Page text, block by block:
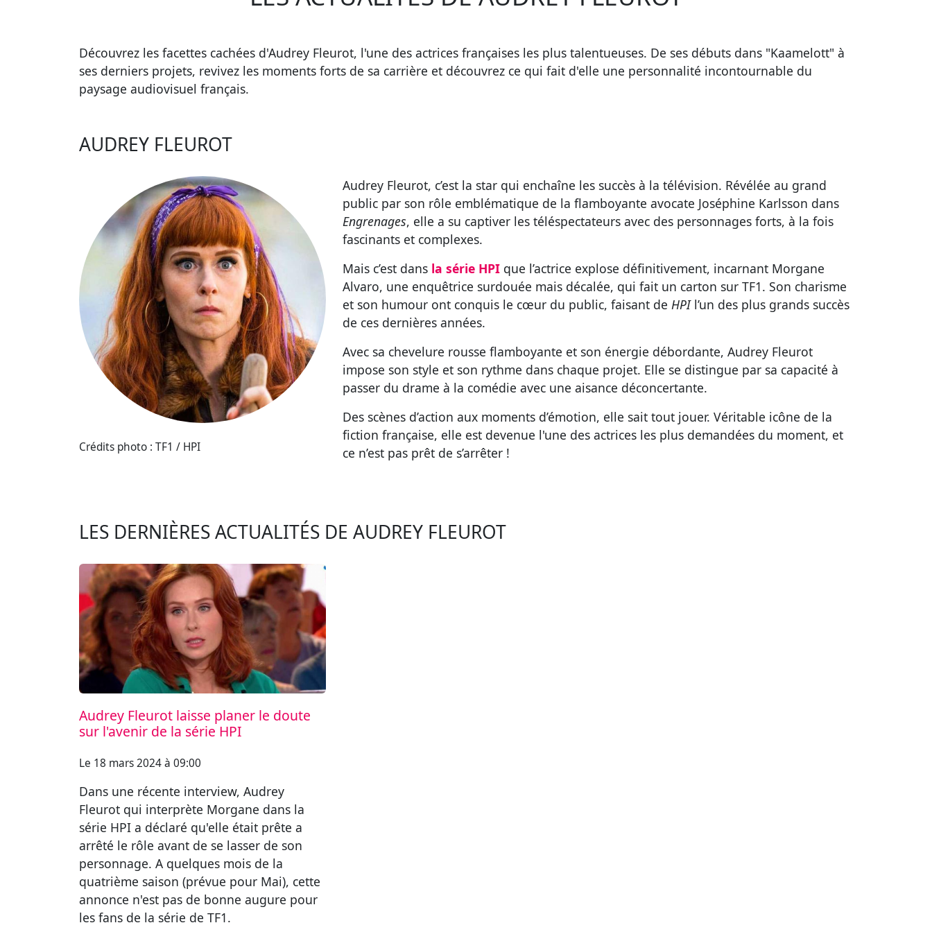
Découvrez les facettes cachées d'Audrey Fleurot, l'une des actrices françaises les plus talentueuses. De ses débuts dans "Kaamelott" à
ses derniers projets, revivez les moments forts de sa carrière et découvrez ce qui fait d'elle une personnalité incontournable du
paysage audiovisuel français.
AUDREY FLEUROT
Crédits photo : TF1 / HPI
Audrey Fleurot, c’est la star qui enchaîne les succès à la télévision. Révélée au grand
public par son rôle emblématique de la flamboyante avocate Joséphine Karlsson dans
Engrenages, elle a su captiver les téléspectateurs avec des personnages forts, à la fois
fascinants et complexes.
Mais c’est dans la série HPI que l’actrice explose définitivement, incarnant Morgane
Alvaro, une enquêtrice surdouée mais décalée, qui fait un carton sur TF1. Son charisme
et son humour ont conquis le cœur du public, faisant de HPIl’un des plus grands succès
de ces dernières années.
Avec sa chevelure rousse flamboyante et son énergie débordante, Audrey Fleurot
impose son style et son rythme dans chaque projet. Elle se distingue par sa capacité à
passer du drame à la comédie avec une aisance déconcertante.
Des scènes d’action aux moments d’émotion, elle sait tout jouer. Véritable icône de la
fiction française, elle est devenue l'une des actrices les plus demandées du moment, et
ce n’est pas prêt de s’arrêter !
LES DERNIÈRES ACTUALITÉS DE AUDREY FLEUROT
Audrey Fleurot laisse planer le doute
sur l'avenir de la série HPI
Le 18 mars 2024 à 09:00
Dans une récente interview, Audrey
Fleurot qui interprète Morgane dans la
série HPI a déclaré qu'elle était prête a
arrêté le rôle avant de se lasser de son
personnage. A quelques mois de la
quatrième saison (prévue pour Mai), cette
annonce n'est pas de bonne augure pour
les fans de la série de TF1.